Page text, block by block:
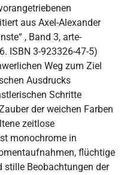
aus Axel-Alexander
, Band 3, arte-
ISBN 3-923326-47-5)
Weg zum Ziel
Ausdrucks
Schritte
der weichen Farben
zeitlose
monochrome in
flüchtige
stille Beobachtungen der